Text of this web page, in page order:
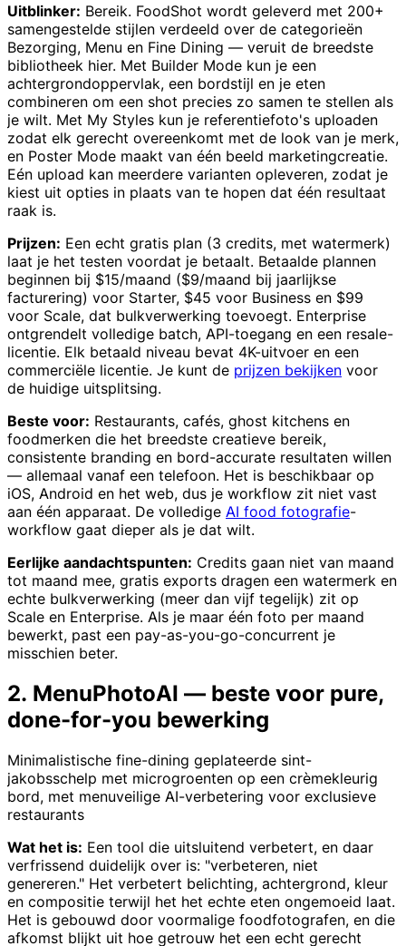
Uitblinker: Bereik. FoodShot wordt geleverd met 200+
samengestelde stijlen verdeeld over de categorieën
Bezorging, Menu en Fine Dining — veruit de breedste
bibliotheek hier. Met Builder Mode kun je een
achtergrondoppervlak, een bordstijl en je eten
combineren om een shot precies zo samen te stellen als
je wilt. Met My Styles kun je referentiefoto's uploaden
zodat elk gerecht overeenkomt met de look van je merk,
en Poster Mode maakt van één beeld marketingcreatie.
Eén upload kan meerdere varianten opleveren, zodat je
kiest uit opties in plaats van te hopen dat één resultaat
raak is.
Prijzen: Een echt gratis plan (3 credits, met watermerk)
laat je het testen voordat je betaalt. Betaalde plannen
beginnen bij $15/maand ($9/maand bij jaarlijkse
facturering) voor Starter, $45 voor Business en $99
voor Scale, dat bulkverwerking toevoegt. Enterprise
ontgrendelt volledige batch, API-toegang en een resale-
licentie. Elk betaald niveau bevat 4K-uitvoer en een
commerciële licentie. Je kunt de prijzen bekijken voor
de huidige uitsplitsing.
Beste voor: Restaurants, cafés, ghost kitchens en
foodmerken die het breedste creatieve bereik,
consistente branding en bord-accurate resultaten willen
— allemaal vanaf een telefoon. Het is beschikbaar op
iOS, Android en het web, dus je workflow zit niet vast
aan één apparaat. De volledige AI food fotografie-
workflow gaat dieper als je dat wilt.
Eerlijke aandachtspunten: Credits gaan niet van maand
tot maand mee, gratis exports dragen een watermerk en
echte bulkverwerking (meer dan vijf tegelijk) zit op
Scale en Enterprise. Als je maar één foto per maand
bewerkt, past een pay-as-you-go-concurrent je
misschien beter.
2. MenuPhotoAI — beste voor pure,
done-for-you bewerking
Minimalistische fine-dining geplateerde sint-
jakobsschelp met microgroenten op een crèmekleurig
bord, met menuveilige AI-verbetering voor exclusieve
restaurants
Wat het is: Een tool die uitsluitend verbetert, en daar
verfrissend duidelijk over is: "verbeteren, niet
genereren." Het verbetert belichting, achtergrond, kleur
en compositie terwijl het het echte eten ongemoeid laat.
Het is gebouwd door voormalige foodfotografen, en die
afkomst blijkt uit hoe getrouw het een echt gerecht